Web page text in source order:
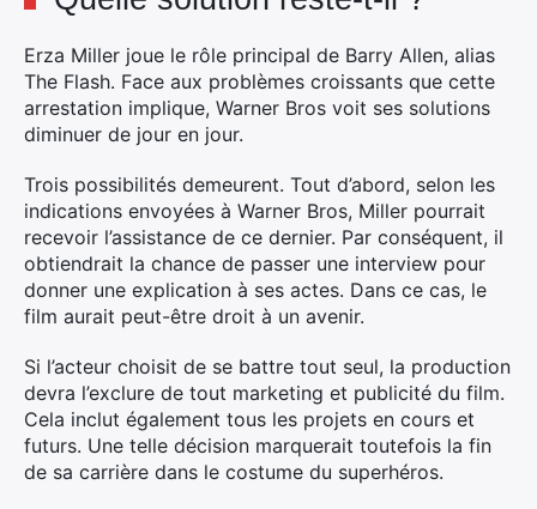
Erza Miller joue le rôle principal de Barry Allen, alias
The Flash. Face aux problèmes croissants que cette
arrestation implique, Warner Bros voit ses solutions
diminuer de jour en jour.
Trois possibilités demeurent. Tout d’abord, selon les
indications envoyées à Warner Bros, Miller pourrait
recevoir l’assistance de ce dernier. Par conséquent, il
obtiendrait la chance de passer une interview pour
donner une explication à ses actes. Dans ce cas, le
film aurait peut-être droit à un avenir.
Si l’acteur choisit de se battre tout seul, la production
devra l’exclure de tout marketing et publicité du film.
Cela inclut également tous les projets en cours et
futurs. Une telle décision marquerait toutefois la fin
de sa carrière dans le costume du superhéros.
Rechercher